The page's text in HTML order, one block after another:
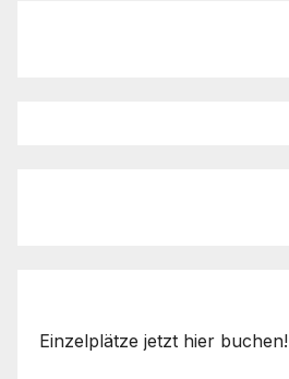
Einzelplätze jetzt hier buchen!